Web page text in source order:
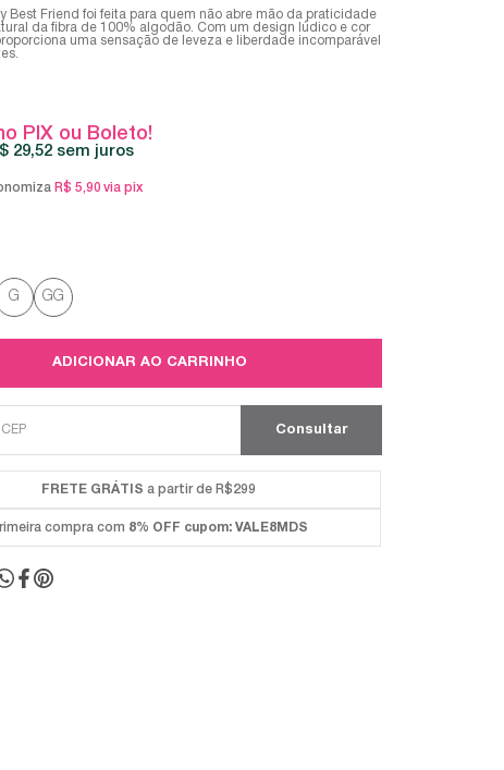
Best Friend foi feita para quem não abre mão da praticidade
da fibra de 100% algodão. Com um design lúdico e cor
uma sensação de leveza e liberdade incomparável
PIX ou Boleto!
29,52 sem juros
R$ 5,90 via pix
G GG
ADICIONAR AO CARRINHO
FRETE GRÁTIS a partir de R$299
compra com 8% OFF cupom: VALE8MDS